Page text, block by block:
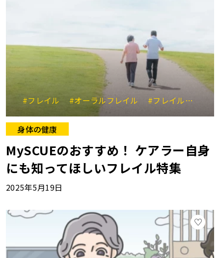
#フレイル #オーラルフレイル #フレイル予防
身体の健康
MySCUEのおすすめ！ ケアラー自身
にも知ってほしいフレイル特集
2025年5月19日